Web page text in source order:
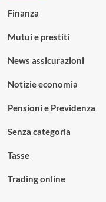
Finanza
Mutui e prestiti
News assicurazioni
Notizie economia
Pensioni e Previdenza
Senza categoria
Tasse
Trading online